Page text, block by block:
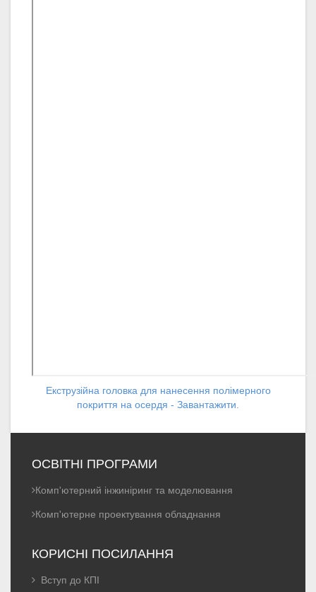
Екструзійна головка для нанесення полімерного
покриття на осердя - Завантажити.
ОСВІТНІ ПРОГРАМИ
Комп'ютерний інжиніринг та моделювання
Комп'ютерне проектування обладнання
КОРИСНІ ПОСИЛАННЯ
Вступ до КПІ